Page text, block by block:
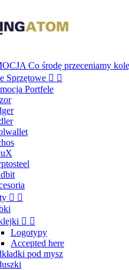
Co środę przeceniamy
Sprzętowe  
Portfele
 
 
Logotypy
Accepted here
pod mysz